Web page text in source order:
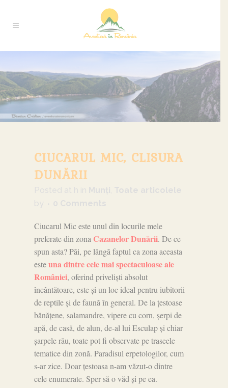
CIUCARUL MIC, CLISURA
DUNĂRII
Ciucarul Mic este unul din locurile mele
preferate din zona Cazanelor Dunării. De ce
spun asta? Păi, pe lângă faptul ca zona aceasta
esteuna dintre cele mai spectaculoase ale
României, oferind priveliști absolut
încântătoare, este și un loc ideal pentru iubitorii
de reptile și de faună în general. De la țestoase
bănățene, salamandre, vipere cu corn, șerpi de
apă, de casă, de alun, de-al lui Esculap și chiar
șarpele rău, toate pot fi observate pe traseele
tematice din zonă. Paradisul erpetologilor, cum
s-ar zice. Doar țestoasa n-am văzut-o dintre
cele enumerate. Sper să o văd și pe ea.